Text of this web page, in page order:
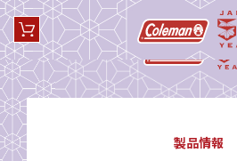
製品情報